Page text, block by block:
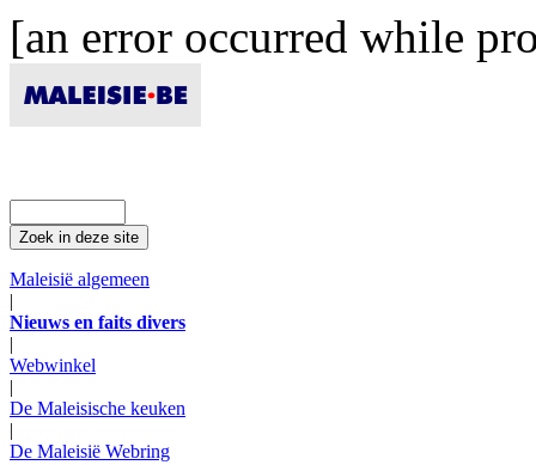
[an error occurred while
Maleisië algemeen
|
Nieuws en faits divers
|
Webwinkel
|
De Maleisische keuken
|
De Maleisië Webring